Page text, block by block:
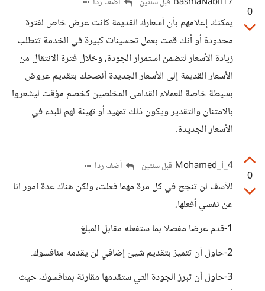
0
يمكنك إعلامهم بأن أسعارك القديمة كانت عرض خاص لفترة
محدودة أو أنك قمت بعمل تحسينات كبيرة في الخدمة تتطلب
زيادة الأسعار لتضمن استمرار الجودة، وخلال فترة الانتقال من
الأسعار القديمة إلى الأسعار الجديدة أنصحك بتقديم عروض
بسيطة خاصة للعملاء القدامى المخلصين كخصم مؤقت ليشعروا
بالامتنان والتقدير ويكون ذلك تمهيد أو تهيئة لهم للبدء في
الأسعار الجديدة.
0
Mohamed_i_4 قبل سنتين أضف ردا
للأسف لن تنجح في كل مرة مهما فعلت، ولكن هناك عدة امور انا
عن نفسي أفعلها.
1-قدم عرضا مفصلا بما ستفعله مقابل المبلغ
2-حاول أن تتميز بتقديم شيئ إضافي لن يقدمه منافسوك.
3-حاول أن تبرز الجودة التي ستقدمها مقارنة بمنافسوك، حيث